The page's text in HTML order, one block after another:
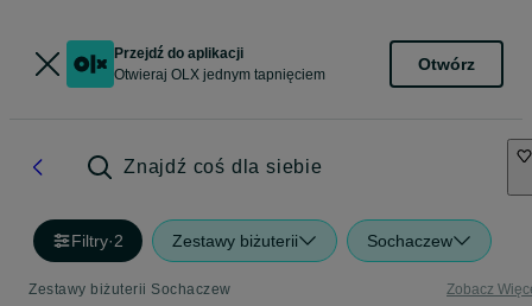
Przejdź do aplikacji
Otwieraj OLX jednym tapnięciem
Otwórz
Znajdź coś dla siebie
Filtry·2 Zestawy biżuterii Sochaczew
Zestawy biżuterii Sochaczew Zobacz